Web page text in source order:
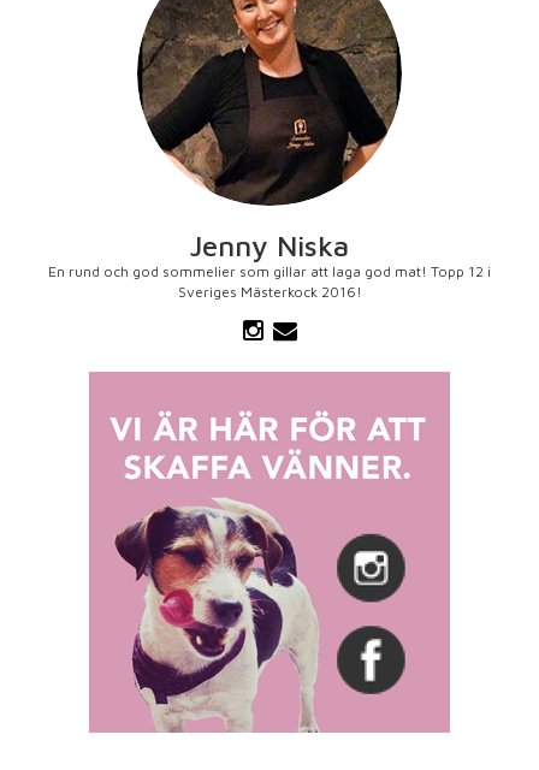
Jenny Niska
En rund och god sommelier som gillar att laga god mat! Topp 12 i
Sveriges Mästerkock 2016!